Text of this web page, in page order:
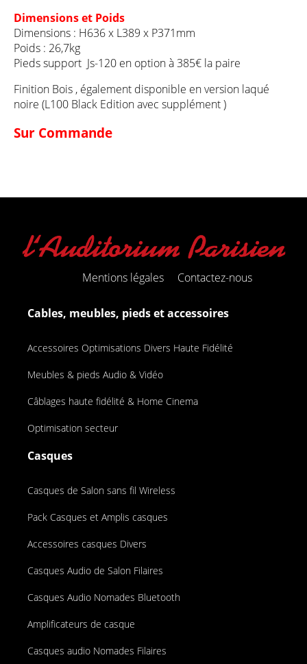
Dimensions et Poids
Dimensions : H636 x L389 x P371mm
Poids : 26,7kg
Pieds support Js-120 en option à 385€ la paire
Finition Bois , également disponible en version laqué
noire (L100 Black Edition avec supplément )
Sur Commande
Mentions légales Contactez-nous
Cables, meubles, pieds et accessoires
Accessoires Optimisations Divers Haute Fidélité
Meubles & pieds Audio & Vidéo
Câblages haute fidélité & Home Cinema
Optimisation secteur
Casques
Casques de Salon sans fil Wireless
Pack Casques et Amplis casques
Accessoires casques Divers
Casques Audio de Salon Filaires
Casques Audio Nomades Bluetooth
Amplificateurs de casque
Casques audio Nomades Filaires